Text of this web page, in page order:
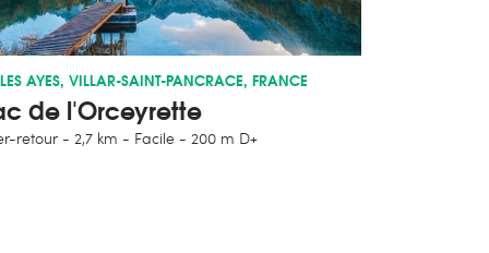
LES AYES, VILLAR-SAINT-PANCRACE, FRANCE
de l'Orceyrette
retour 2,7 km Facile 200 m D+